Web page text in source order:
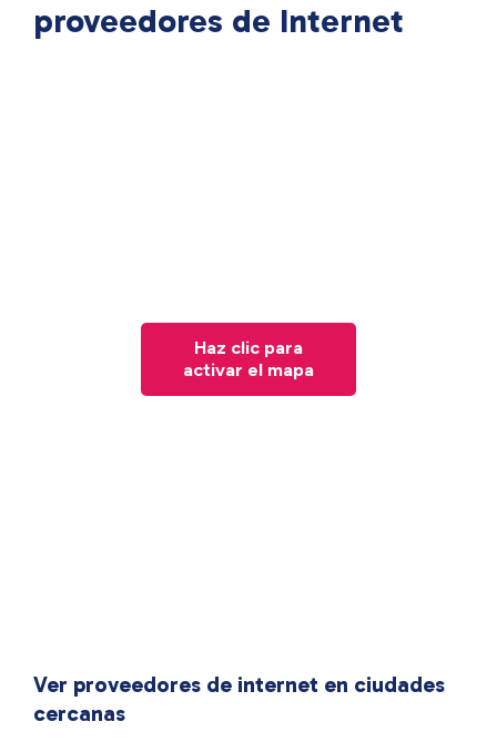
proveedores de Internet
Haz clic para
activar el mapa
Ver proveedores de internet en ciudades
cercanas